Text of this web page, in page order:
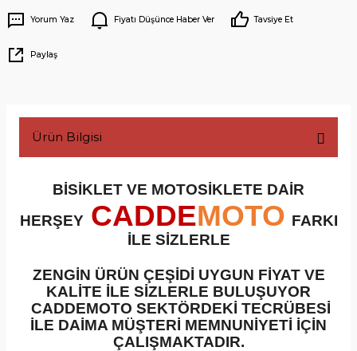
Yorum Yaz Fiyatı Düşünce Haber Ver Tavsiye Et
Paylaş
Ürün Bilgisi
BİSİKLET VE MOTOSİKLETE DAİR
HERŞEY CADDEMOTO FARKI
İLE SİZLERLE
ZENGİN ÜRÜN ÇEŞİDİ UYGUN FİYAT VE
KALİTE İLE SİZLERLE BULUŞUYOR
CADDEMOTO SEKTÖRDEKİ TECRÜBESİ
İLE DAİMA MÜŞTERİ MEMNUNİYETİ İÇİN
ÇALIŞMAKTADIR.